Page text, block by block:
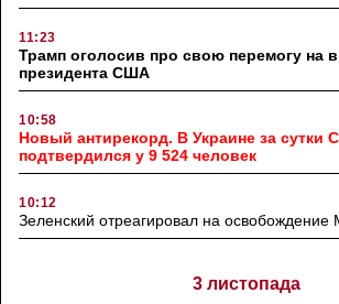
11:23
Трамп оголосив про свою перемогу на
президента США
10:58
Новый антирекорд. В Украине за сутки
подтвердился у 9 524 человек
10:12
Зеленский отреагировал на освобождение
3 листопада